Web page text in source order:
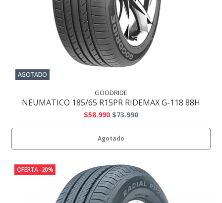
AGOTADO
GOODRIDE
NEUMATICO 185/65 R15PR RIDEMAX G-118 88H
$58.990 $73.990
Agotado
OFERTA -20%